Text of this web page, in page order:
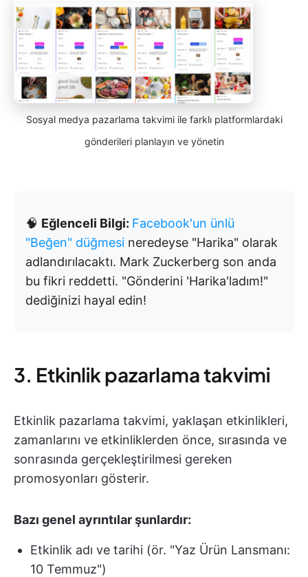
Sosyal medya pazarlama takvimi ile farklı platformlardaki
gönderileri planlayın ve yönetin
🧠 Eğlenceli Bilgi: Facebook'un ünlü
"Beğen" düğmesi neredeyse "Harika" olarak
adlandırılacaktı. Mark Zuckerberg son anda
bu fikri reddetti. "Gönderini 'Harika'ladım!"
dediğinizi hayal edin!
3. Etkinlik pazarlama takvimi
Etkinlik pazarlama takvimi, yaklaşan etkinlikleri,
zamanlarını ve etkinliklerden önce, sırasında ve
sonrasında gerçekleştirilmesi gereken
promosyonları gösterir.
Bazı genel ayrıntılar şunlardır:
Etkinlik adı ve tarihi (ör. "Yaz Ürün Lansmanı:
10 Temmuz")